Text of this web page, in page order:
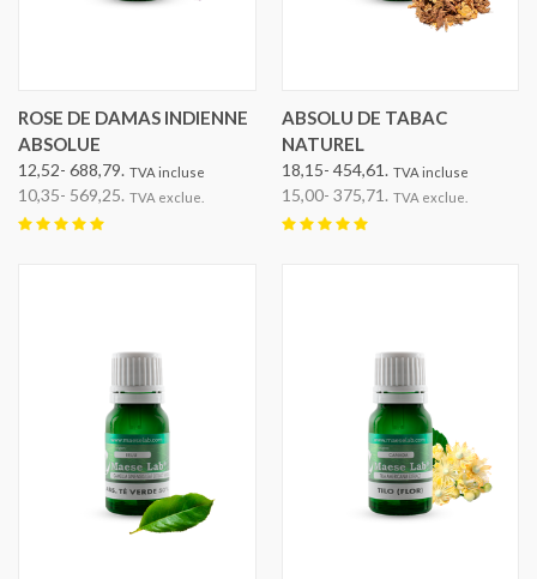
ROSE DE DAMAS INDIENNE
ABSOLUE
12,52- 688,79. TVA incluse
10,35- 569,25. TVA exclue.
ABSOLU DE TABAC
NATUREL
18,15- 454,61. TVA incluse
15,00- 375,71. TVA exclue.